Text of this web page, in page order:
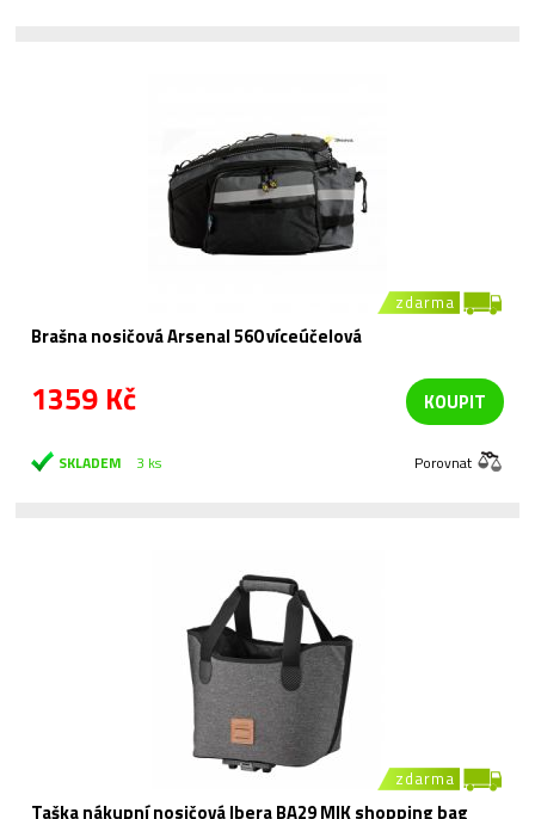
zdarma
Brašna nosičová Arsenal 560 víceúčelová
1359 Kč KOUPIT
SKLADEM 3 ks Porovnat
zdarma
Taška nákupní nosičová Ibera BA29 MIK shopping bag